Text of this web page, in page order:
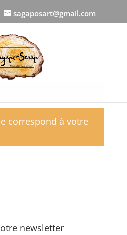
sagaposart@gmail.com
/ Fêtes/événements
correspond à votre
newsletter